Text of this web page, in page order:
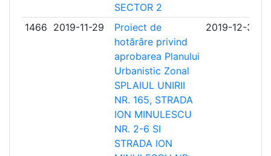
SECTOR 2
1466 2019-11-29
Proiect de
hotărâre privind
aprobarea Planului
Urbanistic Zonal
SPLAIUL UNIRII
NR. 165, STRADA
ION MINULESCU
NR. 2-6 SI
STRADA ION
2019-12-30